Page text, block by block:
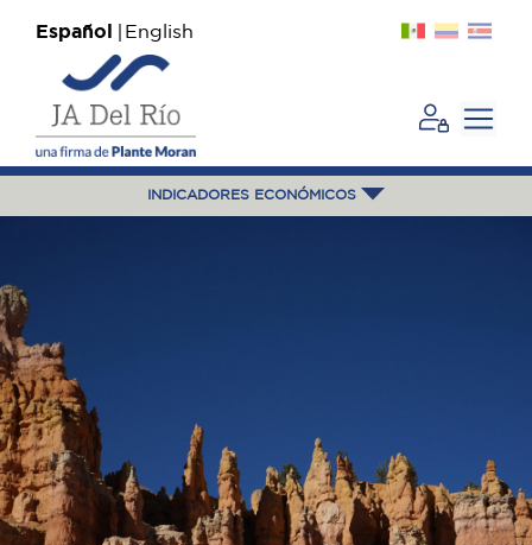
Español English
INDICADORES ECONÓMICOS